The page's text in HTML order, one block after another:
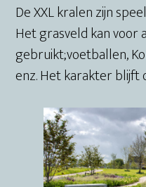
De XXL kralen zijn
Het grasveld kan
gebruikt;voetballen,
enz. Het karakter blijft